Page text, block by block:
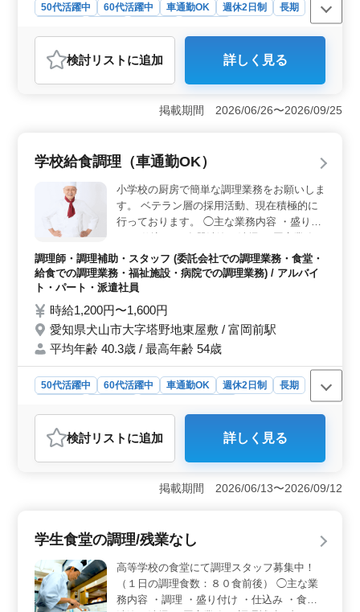
50代活躍中 60代活躍中 車通勤OK 週休2日制
長期
調理師・調理補助・スタッフ
おすすめポイント
＜経験活用＞ この求人は、調理経験3年以上の方を対象
としており、長年の経験を活かして即戦力として活躍で
きる環境です。ブランクがある方も歓迎するため、再び
することも可能です。 マイカー通勤も可能で無料駐車
場が利用できるため、通勤もしやすいです。 ＜勤務
環境＞ 社会保険完備で、そのほか、福利厚生面も充実
しております。50代、60代の方々が活躍中であり、あら
ゆる年齢の方が働きやすい環境があります。
検討リスト に追加 詳しく見る
掲載期間 2026/06/26〜2026/09/25
学校給食調理（車通勤OK）
小学校の厨房で簡単な調理業務をお願いしま
す。 ベテラン層の採用活動、現在積極的に
行っております。 ◯主な業務内容 ・盛り付
け ・仕込み ・食器洗浄、清掃 ・厨房業務
・調理補助 「子どもが学校の間に働きた
い」そんな方も安心です。 お子様との時間
を大切にしながら働けます。
調理師・調理補助・スタッフ (委託会社での調理業務・食堂・
給食での調理業務・福祉施設・病院での調理業務) / アルバイ
ト・パート・派遣社員
時給1,200円〜1,600円
愛知県犬山市大字塔野地東屋敷 / 富岡前駅
平均年齢 40.3歳 / 最高年齢 54歳
50代活躍中 60代活躍中 車通勤OK 週休2日制
長期
おすすめポイント
＜家庭と両立しやすい働き方＞ 勤務時間が8時30分から
15時までと、子どもが学校にいる間に働けるため、家庭
と仕事の両立が可能です。土日祝日が完全に休みで、学
活リズムに合わせた働き方ができるのが魅力です。
＜通勤が便利で負担が少ない＞ 車通勤が可能で、駐車
場が完備されています。通勤の負担が軽減され、公共交
通機関の時間に縛られることなく柔軟に通勤できます。
富岡前駅からも近いため、電車通勤も可能です。通勤手
検討リスト に追加 詳しく見る
掲載期間 2026/06/13〜2026/09/12
学生食堂の調理/残業なし
高等学校の食堂にて調理スタッフ募集中！
（１日の調理食数：８０食前後） ◯主な業
務内容 ・調理 ・盛り付け ・仕込み ・食器